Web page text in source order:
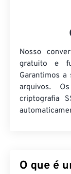
Nosso
gratuito e
Garantimos a
arquivos.
criptografia
O que é